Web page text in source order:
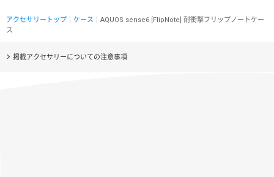
アクセサリートップ ケース ｜AQUOS sense6 [FlipNote] 耐衝撃フリップノートケー
ス
掲載アクセサリーについての注意事項